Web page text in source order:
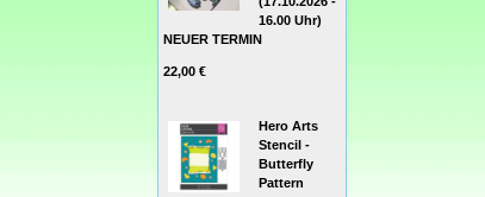
16.00 Uhr)
NEUER TERMIN
22,00 €
Hero Arts
Stencil -
Butterfly
Pattern